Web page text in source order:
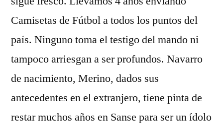
Camisetas de Fútbol a todos los puntos del
país. Ninguno toma el testigo del mando ni
tampoco arriesgan a ser profundos. Navarro
de nacimiento, Merino, dados sus
antecedentes en el extranjero, tiene pinta de
restar muchos años en Sanse para ser un ídolo